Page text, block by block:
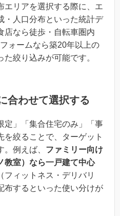
エリアを選択する際に、エ
・人口分布といった統計デ
店なら徒歩・自転車圏内
ォームなら築20年以上の
絞り込みが可能です。
合わせて選択する
定」「集合住宅のみ」「事
絞ることで、ターゲット
例えば、 ファミリー向け
教室）なら一戸建て中心
フィットネス・デリバリ
布するといった使い分けが